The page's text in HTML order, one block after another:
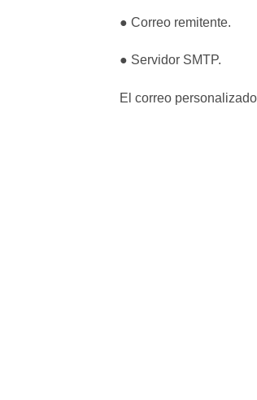
● Correo remitente.
● Servidor SMTP.
El correo